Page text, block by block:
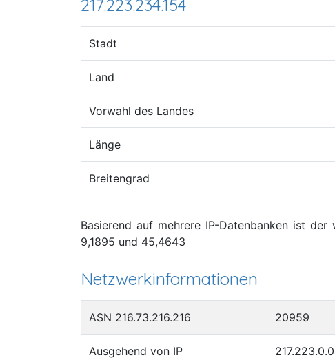
217.223.234.154
Stadt
Land
Vorwahl des Landes
Länge
Breitengrad
Basierend auf mehrere IP-Datenbanken ist
9,1895 und 45,4643
Netzwerkinformationen
ASN 216.73.216.216 20959
Ausgehend von IP 217.223.0.0